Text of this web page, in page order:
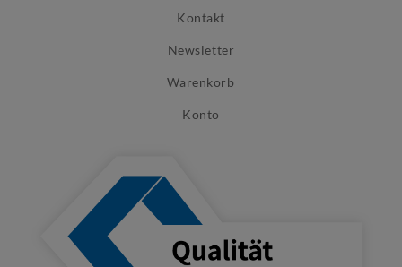
Kontakt
Newsletter
Warenkorb
Konto